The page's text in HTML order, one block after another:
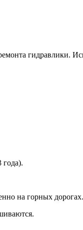
года).
на горных дорогах.